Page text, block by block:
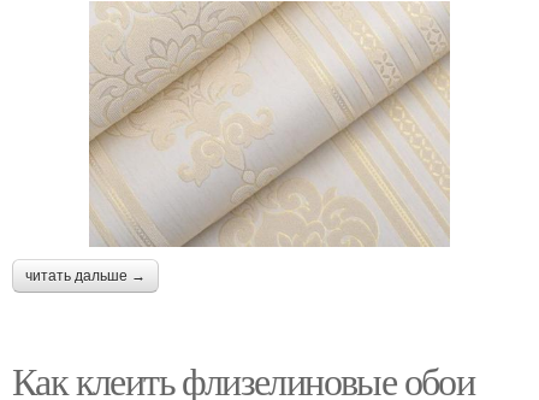
читать дальше →
Как клеить флизелиновые обои